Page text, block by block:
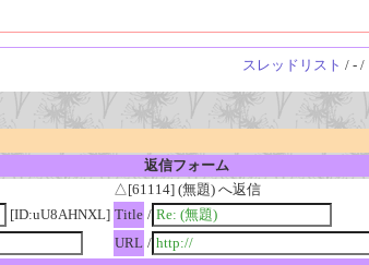
スレッドリスト / - /
返信フォーム
△[61114] (無題) へ返信
[ID:uU8AHNXL] Title /
URL /